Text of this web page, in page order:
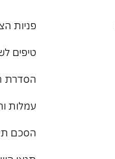
פניות
טיפים
הסדרת
עמלות
הסכם